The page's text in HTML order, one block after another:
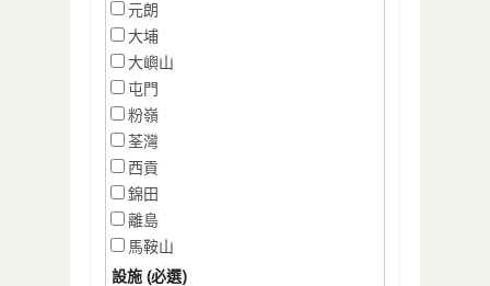
元朗
大埔
大嶼山
屯門
粉嶺
荃灣
西貢
錦田
離島
馬鞍山
設施 (必選)